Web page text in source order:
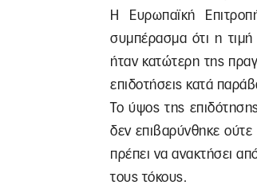
Η Eυρωπαϊκή
συμπέρασμα ότι η
ήταν κατώτερη της
επιδοτήσεις κατά
Το ύψος της
δεν επιβαρύνθηκε
πρέπει να ανακτήσει
τους τόκους.